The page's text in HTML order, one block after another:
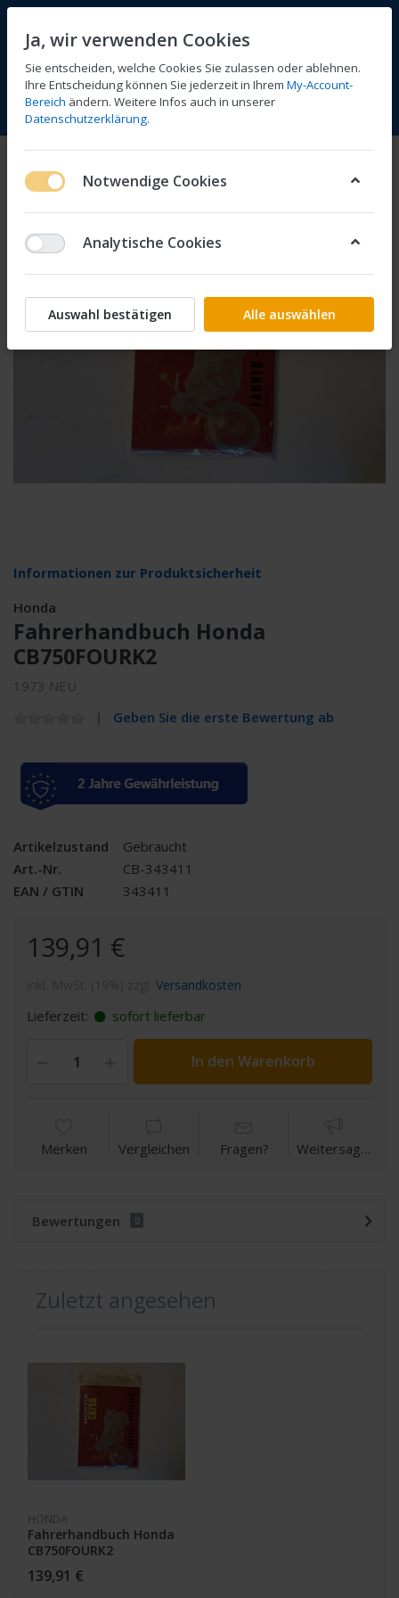
Menü Anmelden Vergleichen Wunschliste
Informationen zur Produktsicherheit
Honda
Fahrerhandbuch Honda
CB750FOURK2
1973 NEU
Geben Sie die erste Bewertung ab
Artikelzustand
Gebraucht
Art.-Nr.
CB-343411
EAN / GTIN
343411
139,91 €
Versandkosten
Lieferzeit: sofort lieferbar
In den Warenkorb
Merken Vergleichen Fragen? Weitersagen
Bewertungen 0
Zuletzt angesehen
HONDA
Fahrerhandbuch Honda
CB750FOURK2
139,91 €
Ja, wir verwenden Cookies
Sie entscheiden, welche Cookies Sie zulassen oder ablehnen.
Ihre Entscheidung können Sie jederzeit in Ihrem My-Account-
Bereich ändern. Weitere Infos auch in unserer
Datenschutzerklärung.
Notwendige Cookies
Analytische Cookies
Auswahl bestätigen Alle auswählen